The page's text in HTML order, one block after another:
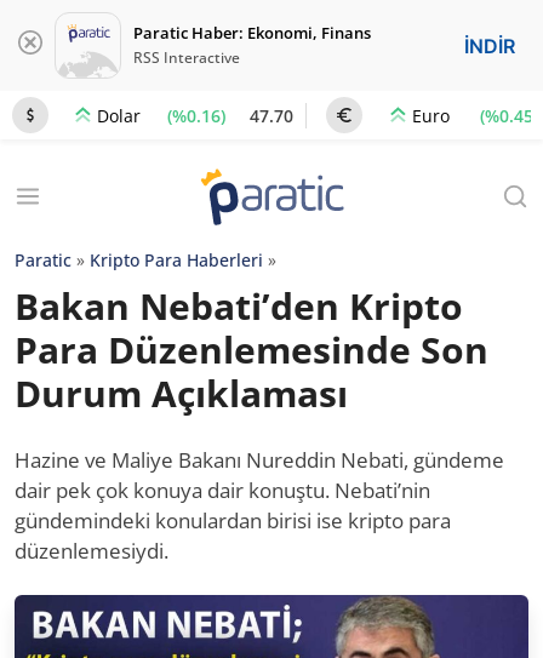
Paratic Haber: Ekonomi, Finans
RSS Interactive İNDİR
Dolar (%0.16) 47.70 Euro (%0.45)
Paratic » Kripto Para Haberleri »
Bakan Nebati’den Kripto
Para Düzenlemesinde Son
Durum Açıklaması
Hazine ve Maliye Bakanı Nureddin Nebati, gündeme
dair pek çok konuya dair konuştu. Nebati’nin
gündemindeki konulardan birisi ise kripto para
düzenlemesiydi.